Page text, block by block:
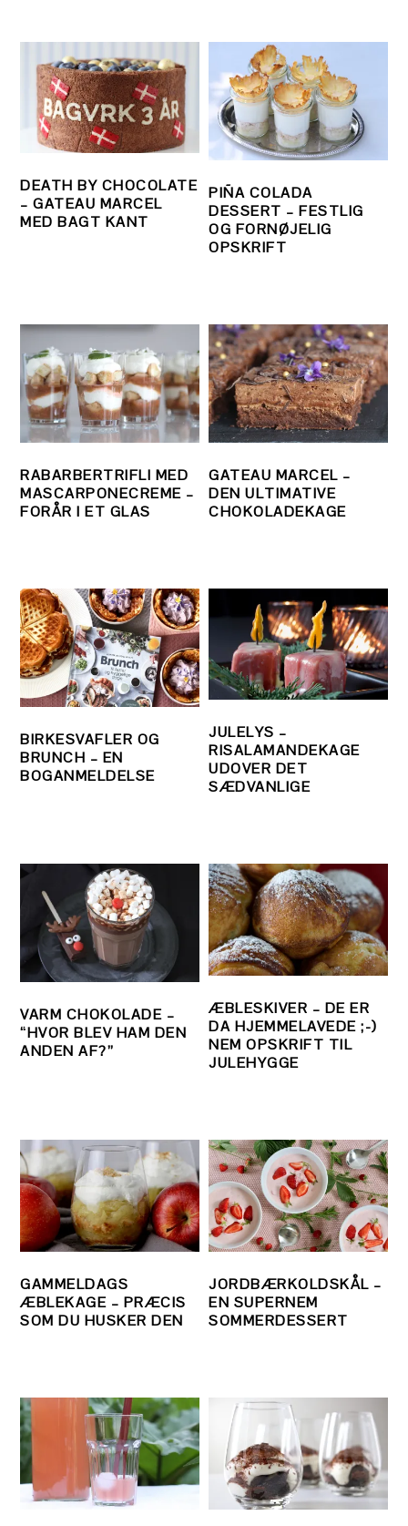
DEATH BY CHOCOLATE
– GATEAU MARCEL
MED BAGT KANT
PIÑA COLADA
DESSERT – FESTLIG
OG FORNØJELIG
OPSKRIFT
RABARBERTRIFLI MED
MASCARPONECREME –
FORÅR I ET GLAS
GATEAU MARCEL –
DEN ULTIMATIVE
CHOKOLADEKAGE
BIRKESVAFLER OG
BRUNCH – EN
BOGANMELDELSE
JULELYS –
RISALAMANDEKAGE
UDOVER DET
SÆDVANLIGE
VARM CHOKOLADE –
“HVOR BLEV HAM DEN
ANDEN AF?”
ÆBLESKIVER – DE ER
DA HJEMMELAVEDE ;-)
NEM OPSKRIFT TIL
JULEHYGGE
GAMMELDAGS
ÆBLEKAGE – PRÆCIS
SOM DU HUSKER DEN
JORDBÆRKOLDSKÅL –
EN SUPERNEM
SOMMERDESSERT